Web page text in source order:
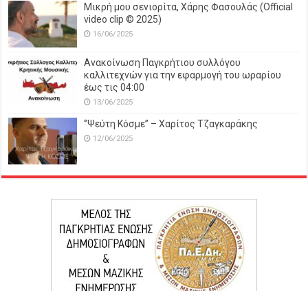
Μικρή μου σενιορίτα, Χάρης Φασουλάς (Official
video clip © 2025)
16/06/2025
Ανακοίνωση Παγκρήτιου συλλόγου
καλλιτεχνών για την εφαρμογή του ωραρίου
έως τις 04:00
13/06/2025
‘’Ψεύτη Κόσμε’’ – Χαρίτος Τζαγκαράκης
12/06/2025